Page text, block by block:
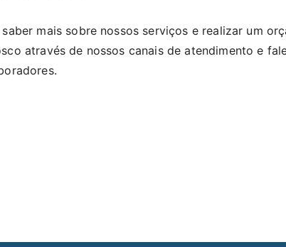
saber mais sobre nossos serviços e realizar um
através de nossos canais de atendimento e